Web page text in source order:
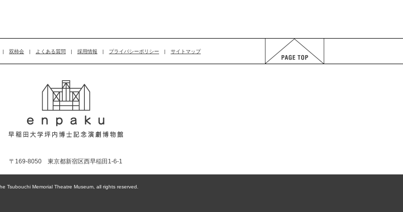
| 双柿会 | よくある質問 | 採用情報 | プライバシーポリシー | サイトマップ
〒169-8050 東京都新宿区西早稲田1-6-1
Tsubouchi Memorial Theatre Museum, all rights reserved.